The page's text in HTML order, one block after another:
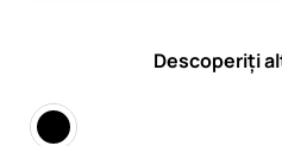
Descoperiți